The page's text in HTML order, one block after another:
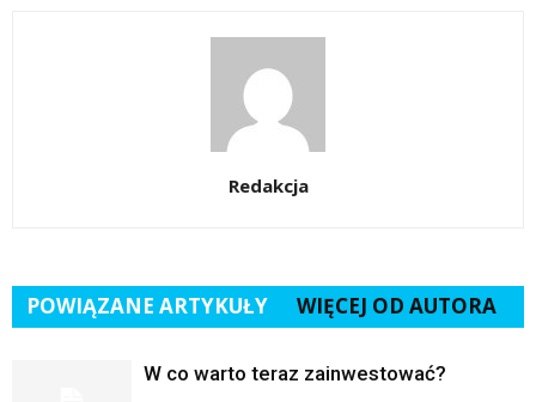
Redakcja
POWIĄZANE ARTYKUŁY WIĘCEJ OD AUTORA
W co warto teraz zainwestować?